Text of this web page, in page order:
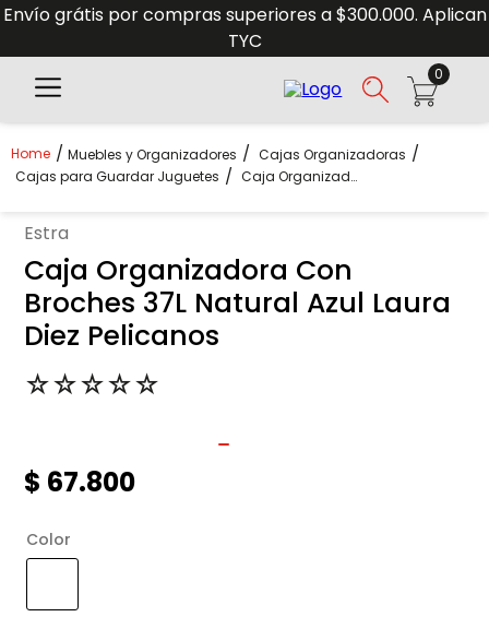
Envío grátis por compras superiores a $300.000. Aplican
TYC
0
Muebles y Organizadores
Cajas Organizadoras
Cajas para Guardar Juguetes
Caja Organizadora Con Broches 37L Natural Azul Laura Diez Pelicanos
estra
Caja Organizadora Con
Broches 37L Natural Azul Laura
Diez Pelicanos
☆☆☆☆☆
$ 67.800
Color